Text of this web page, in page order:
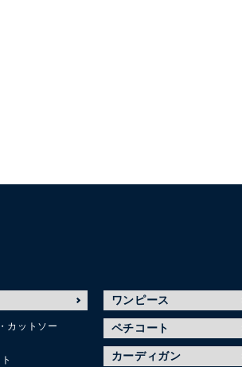
カットソー
ワンピース
ペチコート
カーディガン